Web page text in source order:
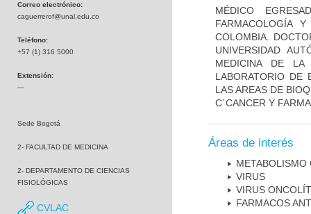
Correo electrónico:
caguerrerof@unal.edu.co
Teléfono:
+57 (1) 316 5000
Extensión:
---
Sede Bogotá
2- FACULTAD DE MEDICINA
2- DEPARTAMENTO DE CIENCIAS
FISIOLÓGICAS
CVLAC
MÉDICO
FARMACOLOGÍA
COLOMBIA.
UNIVERSIDAD
MEDICINA DE LA
LABORATORIO DE
LAS AREAS DE
C´CANCER Y
Áreas de interés
METABOLISMO
VIRUS
VIRUS
FARMACOS